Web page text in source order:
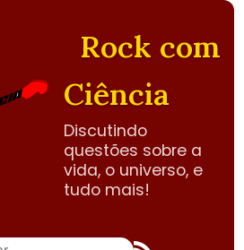
Rock com
Ciência
Discutindo
questões sobre a
vida, o universo, e
tudo mais!